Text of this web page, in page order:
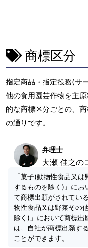
商標区分
指定商品・指定役務(サ
他の食用園芸作物を主
的な商標区分ごとの、
の通りです。
弁理士
大瀬 佳之の
「菓子(動物性食品又
するものを除く)」にお
て商標出願がされてい
物性食品又は野菜その
除く)」において商標出
は、自社が商標出願す
ことができます。